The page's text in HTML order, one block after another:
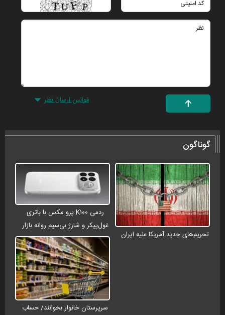
قوانین ارسال نظر
گوناگون
تحریم‌های جدید آمریکا علیه ایران
ردمی K۱۰۰ پرو مکس با باتری
غول‌پیکر و شارژ بی‌سیم روانه بازار
می‌شود
سرپرستان خانوار بخوانند/ حساب